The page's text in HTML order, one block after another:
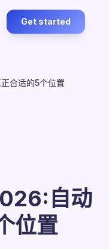
Get started
合适的5个位置
自动
位置